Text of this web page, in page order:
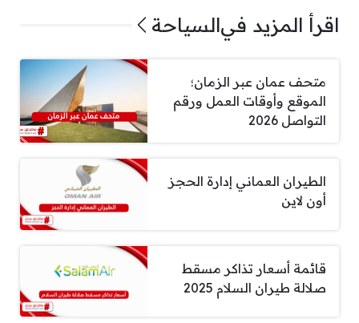
اقرأ المزيد فيالسياحة
متحف عمان عبر الزمان؛
الموقع وأوقات العمل ورقم
التواصل 2026
الطيران العماني إدارة الحجز
أون لاين
قائمة أسعار تذاكر مسقط
صلالة طيران السلام 2025